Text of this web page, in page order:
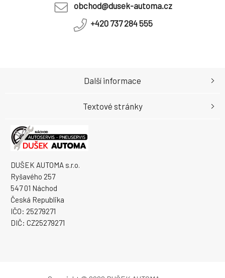
obchod@dusek-automa.cz
+420 737 284 555
DUŠEK AUTOMA s.r.o.
Ryšavého 257
547 01 Náchod
Česká Republika
IČO: 25279271
DIČ: CZ25279271
Další informace
Textové stránky